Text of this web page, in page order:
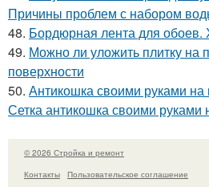
Причины проблем с набором
48. Бордюрная лента для обоев.
49. Можно ли уложить плитку на
поверхности
50. Антикошка своими руками на
Сетка антикошка своими руками
© 2026 Стройка и ремонт
Контакты
Пользовательское соглашение